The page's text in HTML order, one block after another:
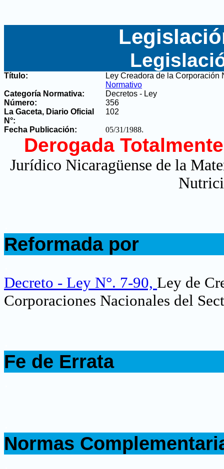
Título:
Ley Creadora de la
Normativo
Categoría Normativa:
Decretos - Ley
Número:
356
La Gaceta, Diario Oficial
N°:
102
Fecha Publicación: 05/31/1988.
Derogada
Jurídico Nicaragüense de la
Reformada por
Decreto - Ley N°. 7-90, Ley de
Corporaciones Nacionales del
Fe de Errata
Normas